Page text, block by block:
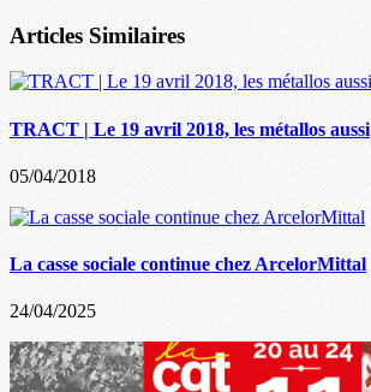
Articles Similaires
TRACT | Le 19 avril 2018, les métallos aussi
05/04/2018
La casse sociale continue chez ArcelorMittal
24/04/2025